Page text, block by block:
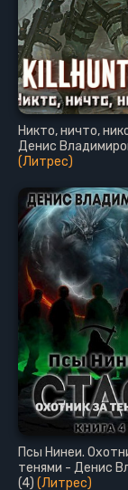
Никто, ничто,
Денис
(Литрес)
Псы Нинеи.
тенями - Денис
(4) (Литрес)